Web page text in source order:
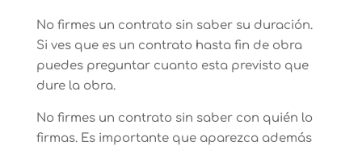
No firmes un contrato sin saber su duración.
Si ves que es un contrato hasta fin de obra
puedes preguntar cuanto esta previsto que
dure la obra.
No firmes un contrato sin saber con quién lo
firmas. Es importante que aparezca además